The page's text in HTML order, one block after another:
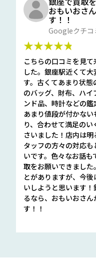
おもいおさ
す！！
Googleクチコ
★★★★★
こちらの口コミを見
した。銀座駅近くて
す。古くてあまり状
のバッグ、財布、ハ
ンド品、時計などの鑑
あまり値段が付かな
り、合わせて満足の
さいました！店内は
タッフの方々の対応
いです。色々なお話も
取をお願いできまし
とがありますが、今
いしようと思います
るなら、おもいおさ
す！！